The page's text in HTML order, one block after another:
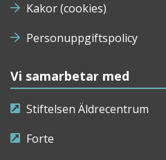
Kakor (cookies)
Personuppgiftspolicy
Vi samarbetar med
Stiftelsen Äldrecentrum
Forte